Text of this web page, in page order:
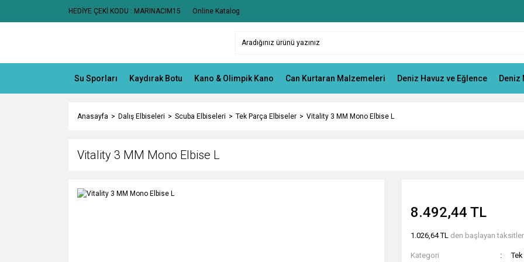
HEDİYE ÇEKİ KODU : MARINACIM15 Online Katalog
Su Sporları Kaydırak Botu Kano & Olimpik Kano Can Kurtaran Malzemeleri Deniz Havuz ve Eğlence Deniz
Anasayfa Dalış Elbiseleri Scuba Elbiseleri Tek Parça Elbiseler Vitality 3 MM Mono Elbise L
Vitality 3 MM Mono Elbise L
8.492,44 TL
1.026,64 TL den başlayan
Kategori